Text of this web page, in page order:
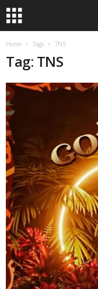
Home Tags TNS
Tag: TNS